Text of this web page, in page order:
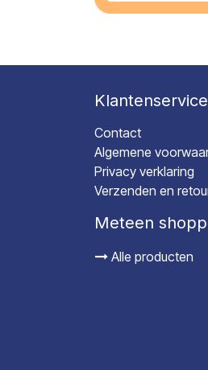
Klantenservice
Contact
Algemene
Privacy verklaring
Verzenden en
Meteen
Alle producten